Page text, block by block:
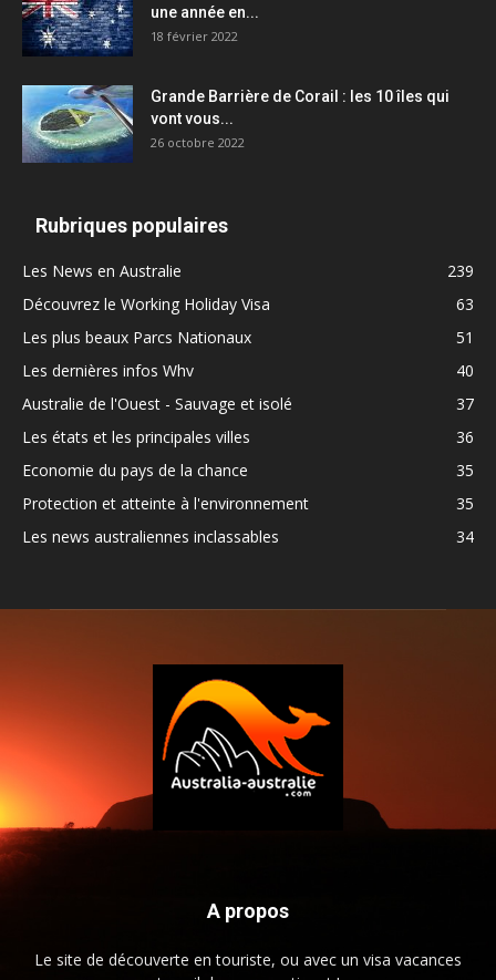
une année en...
18 février 2022
Grande Barrière de Corail : les 10 îles qui
vont vous...
26 octobre 2022
Rubriques populaires
Les News en Australie
239
Découvrez le Working Holiday Visa
63
Les plus beaux Parcs Nationaux
51
Les dernières infos Whv
40
Australie de l'Ouest - Sauvage et isolé
37
Les états et les principales villes
36
Economie du pays de la chance
35
Protection et atteinte à l'environnement
35
Les news australiennes inclassables
34
A propos
Le site de découverte en touriste, ou avec un visa vacances